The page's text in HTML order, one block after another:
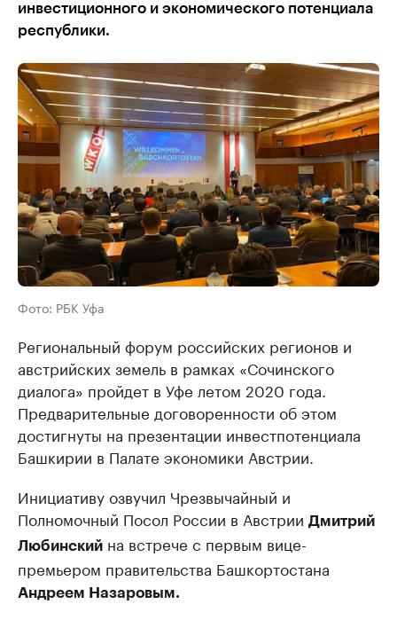
инвестиционного и экономического потенциала
республики.
Фото: РБК Уфа
Региональный форум российских регионов и
австрийских земель в рамках «Сочинского
диалога» пройдет в Уфе летом 2020 года.
Предварительные договоренности об этом
достигнуты на презентации инвестпотенциала
Башкирии в Палате экономики Австрии.
Инициативу озвучил Чрезвычайный и
Полномочный Посол России в Австрии Дмитрий
Любинский на встрече с первым вице-
премьером правительства Башкортостана
Андреем Назаровым.